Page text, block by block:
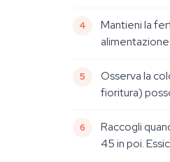
Mantieni la
Osserva la
fioritura)
Raccogli
45 in poi.